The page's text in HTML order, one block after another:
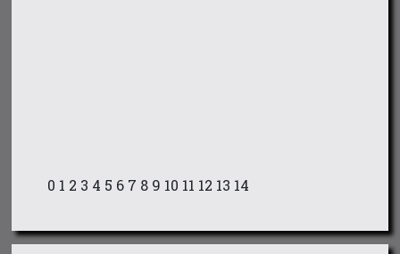
0 1 2 3 4 5 6 7 8 9 10 11 12 13 14